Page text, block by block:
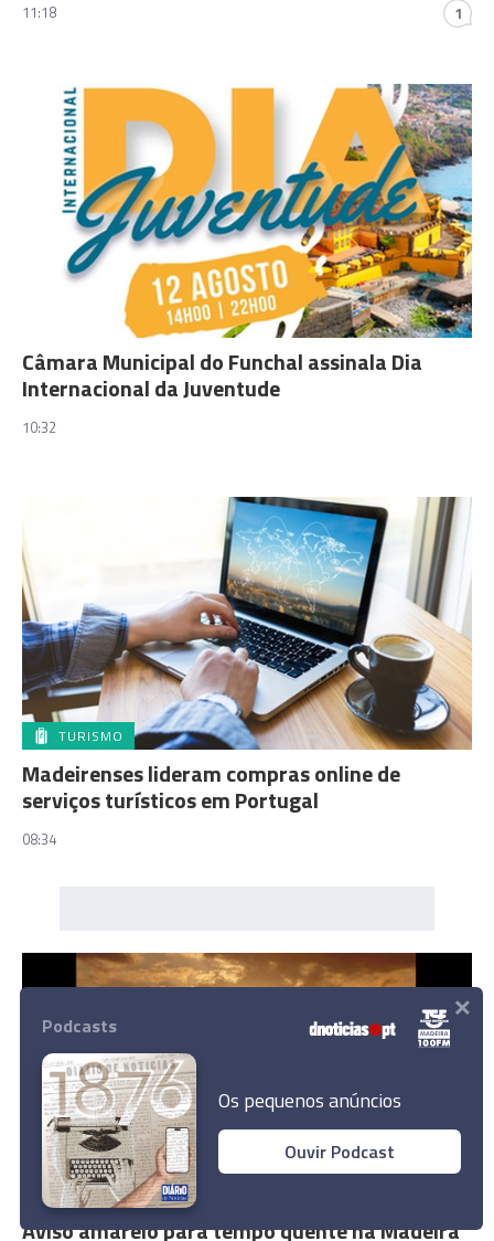
11:18 1
Câmara Municipal do Funchal assinala Dia
Internacional da Juventude
10:32
TURISMO
Madeirenses lideram compras online de
serviços turísticos em Portugal
08:34
Aviso amarelo para tempo quente na Madeira
Podcasts
Os pequenos anúncios
Ouvir Podcast
×